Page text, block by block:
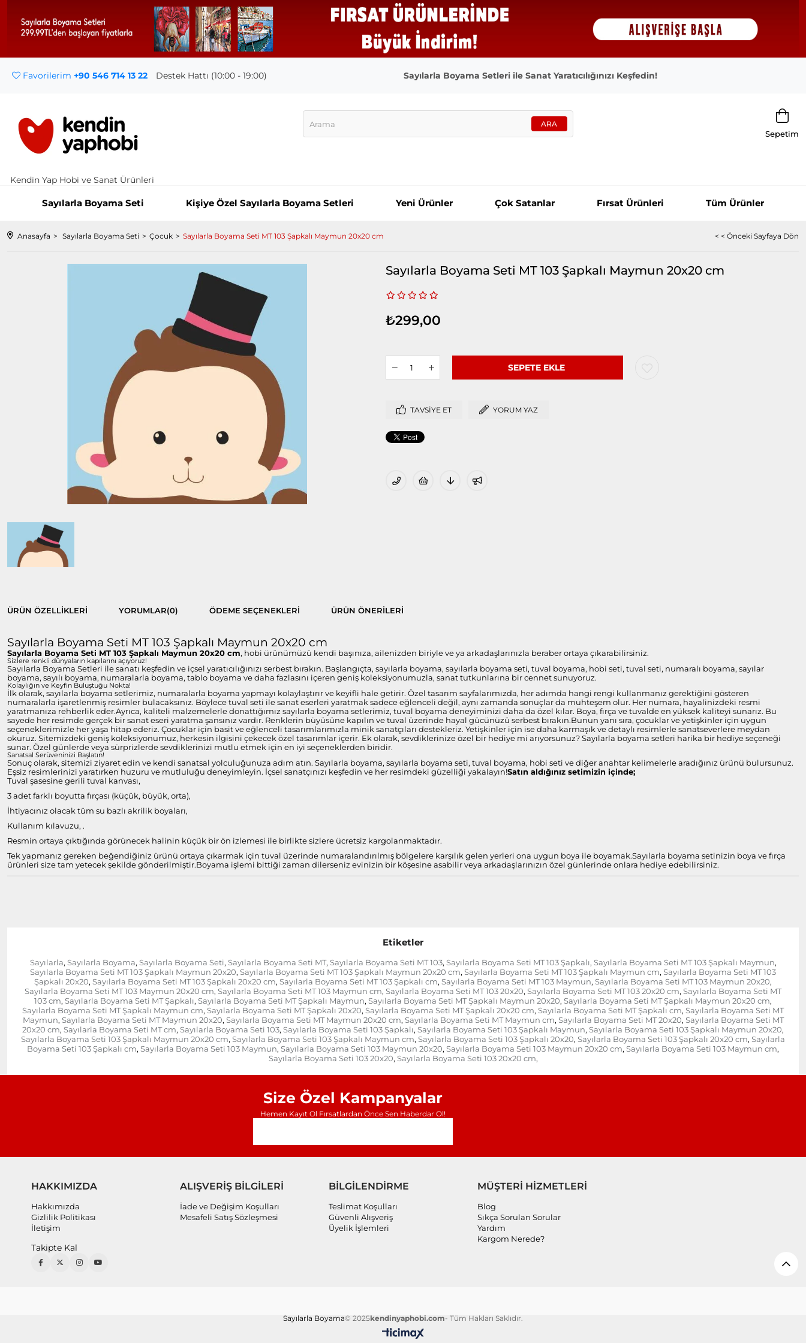
Favorilerim +90 546 714 13 22 Destek Hattı (10:00 - 19:00) Sayılarla Boyama Setleri ile Sanat Yaratıcılığınızı Keşfedin!
Kendin Yap Hobi ve Sanat Ürünleri
Sepetim
Sayılarla Boyama Seti Kişiye Özel Sayılarla Boyama Setleri Yeni Ürünler Çok Satanlar Fırsat Ürünleri Tüm Ürünler
Anasayfa Sayılarla Boyama Seti Çocuk Sayılarla Boyama Seti MT 103 Şapkalı Maymun 20x20 cm < < Önceki Sayfaya Dön
Sayılarla Boyama Seti MT 103 Şapkalı Maymun 20x20 cm
₺299,00
TAVSIYE ET YORUM YAZ
ÜRÜN ÖZELLIKLERI YORUMLAR(0) ÖDEME SEÇENEKLERI ÜRÜN ÖNERILERI
Sayılarla Boyama Seti MT 103 Şapkalı Maymun 20x20 cm
Sayılarla Boyama Seti MT 103 Şapkalı Maymun 20x20 cm, hobi ürünümüzü kendi başınıza, ailenizden biriyle ve ya arkadaşlarınızla beraber ortaya çıkarabilirsiniz.
Sizlere renkli dünyaların kapılarını açıyoruz!
Sayılarla Boyama Setleri ile sanatı keşfedin ve içsel yaratıcılığınızı serbest bırakın. Başlangıçta, sayılarla boyama, sayılarla boyama seti, tuval boyama, hobi seti, tuval seti, numaralı boyama, sayılar
boyama, sayılı boyama, numaralarla boyama, tablo boyama ve daha fazlasını içeren geniş koleksiyonumuzla, sanat tutkunlarına bir cennet sunuyoruz.
Kolaylığın ve Keyfin Buluştuğu Nokta!
İlk olarak, sayılarla boyama setlerimiz, numaralarla boyama yapmayı kolaylaştırır ve keyifli hale getirir. Özel tasarım sayfalarımızda, her adımda hangi rengi kullanmanız gerektiğini gösteren
numaralarla işaretlenmiş resimler bulacaksınız. Böylece tuval seti ile sanat eserleri yaratmak sadece eğlenceli değil, aynı zamanda sonuçlar da muhteşem olur. Her numara, hayalinizdeki resmi
yaratmanıza rehberlik eder.Ayrıca, kaliteli malzemelerle donattığımız sayılarla boyama setlerimiz, tuval boyama deneyiminizi daha da özel kılar. Boya, fırça ve tuvalde en yüksek kaliteyi sunarız. Bu
sayede her resimde gerçek bir sanat eseri yaratma şansınız vardır. Renklerin büyüsüne kapılın ve tuval üzerinde hayal gücünüzü serbest bırakın.Bunun yanı sıra, çocuklar ve yetişkinler için uygun
seçeneklerimizle her yaşa hitap ederiz. Çocuklar için basit ve eğlenceli tasarımlarımızla minik sanatçıları destekleriz. Yetişkinler için ise daha karmaşık ve detaylı resimlerle sanatseverlere meydan
okuruz. Sitemizdeki geniş koleksiyonumuz, herkesin ilgisini çekecek özel tasarımlar içerir. Ek olarak, sevdiklerinize özel bir hediye mi arıyorsunuz? Sayılarla boyama setleri harika bir hediye seçeneği
sunar. Özel günlerde veya sürprizlerde sevdiklerinizi mutlu etmek için en iyi seçeneklerden biridir.
Sanatsal Serüveninizi Başlatın!
Sonuç olarak, sitemizi ziyaret edin ve kendi sanatsal yolculuğunuza adım atın. Sayılarla boyama, sayılarla boyama seti, tuval boyama, hobi seti ve diğer anahtar kelimelerle aradığınız ürünü bulursunuz.
Eşsiz resimlerinizi yaratırken huzuru ve mutluluğu deneyimleyin. İçsel sanatçınızı keşfedin ve her resimdeki güzelliği yakalayın!Satın aldığınız setimizin içinde;
Tuval şasesine gerili tuval kanvası,
3 adet farklı boyutta fırçası (küçük, büyük, orta),
İhtiyacınız olacak tüm su bazlı akrilik boyaları,
Kullanım kılavuzu, .
Resmin ortaya çıktığında görünecek halinin küçük bir ön izlemesi ile birlikte sizlere ücretsiz kargolanmaktadır.
Tek yapmanız gereken beğendiğiniz ürünü ortaya çıkarmak için tuval üzerinde numaralandırılmış bölgelere karşılık gelen yerleri ona uygun boya ile boyamak.Sayılarla boyama setinizin boya ve fırça
ürünleri size tam yetecek şekilde gönderilmiştir.Boyama işlemi bittiği zaman dilerseniz evinizin bir köşesine asabilir veya arkadaşlarınızın özel günlerinde onlara hediye edebilirsiniz.
Etiketler
Sayılarla, Sayılarla Boyama, Sayılarla Boyama Seti, Sayılarla Boyama Seti MT, Sayılarla Boyama Seti MT 103, Sayılarla Boyama Seti MT 103 Şapkalı, Sayılarla Boyama Seti MT 103 Şapkalı Maymun,
Sayılarla Boyama Seti MT 103 Şapkalı Maymun 20x20, Sayılarla Boyama Seti MT 103 Şapkalı Maymun 20x20 cm, Sayılarla Boyama Seti MT 103 Şapkalı Maymun cm, Sayılarla Boyama Seti MT 103
Şapkalı 20x20, Sayılarla Boyama Seti MT 103 Şapkalı 20x20 cm, Sayılarla Boyama Seti MT 103 Şapkalı cm, Sayılarla Boyama Seti MT 103 Maymun, Sayılarla Boyama Seti MT 103 Maymun 20x20,
Sayılarla Boyama Seti MT 103 Maymun 20x20 cm, Sayılarla Boyama Seti MT 103 Maymun cm, Sayılarla Boyama Seti MT 103 20x20, Sayılarla Boyama Seti MT 103 20x20 cm, Sayılarla Boyama Seti MT
103 cm, Sayılarla Boyama Seti MT Şapkalı, Sayılarla Boyama Seti MT Şapkalı Maymun, Sayılarla Boyama Seti MT Şapkalı Maymun 20x20, Sayılarla Boyama Seti MT Şapkalı Maymun 20x20 cm,
Sayılarla Boyama Seti MT Şapkalı Maymun cm, Sayılarla Boyama Seti MT Şapkalı 20x20, Sayılarla Boyama Seti MT Şapkalı 20x20 cm, Sayılarla Boyama Seti MT Şapkalı cm, Sayılarla Boyama Seti MT
Maymun, Sayılarla Boyama Seti MT Maymun 20x20, Sayılarla Boyama Seti MT Maymun 20x20 cm, Sayılarla Boyama Seti MT Maymun cm, Sayılarla Boyama Seti MT 20x20, Sayılarla Boyama Seti MT
20x20 cm, Sayılarla Boyama Seti MT cm, Sayılarla Boyama Seti 103, Sayılarla Boyama Seti 103 Şapkalı, Sayılarla Boyama Seti 103 Şapkalı Maymun, Sayılarla Boyama Seti 103 Şapkalı Maymun 20x20,
Sayılarla Boyama Seti 103 Şapkalı Maymun 20x20 cm, Sayılarla Boyama Seti 103 Şapkalı Maymun cm, Sayılarla Boyama Seti 103 Şapkalı 20x20, Sayılarla Boyama Seti 103 Şapkalı 20x20 cm, Sayılarla
Boyama Seti 103 Şapkalı cm, Sayılarla Boyama Seti 103 Maymun, Sayılarla Boyama Seti 103 Maymun 20x20, Sayılarla Boyama Seti 103 Maymun 20x20 cm, Sayılarla Boyama Seti 103 Maymun cm,
Sayılarla Boyama Seti 103 20x20, Sayılarla Boyama Seti 103 20x20 cm,
Size Özel Kampanyalar
Hemen Kayıt Ol Fırsatlardan Önce Sen Haberdar Ol!
HAKKIMIZDA
Hakkımızda
Gizlilik Politikası
İletişim
Takipte Kal
ALIŞVERİŞ BİLGİLERİ
İade ve Değişim Koşulları
Mesafeli Satış Sözleşmesi
BİLGİLENDİRME
Teslimat Koşulları
Güvenli Alışveriş
Üyelik İşlemleri
MÜŞTERİ HİZMETLERİ
Blog
Sıkça Sorulan Sorular
Yardım
Kargom Nerede?
Sayılarla Boyama© 2025kendinyaphobi.com- Tüm Hakları Saklıdır.